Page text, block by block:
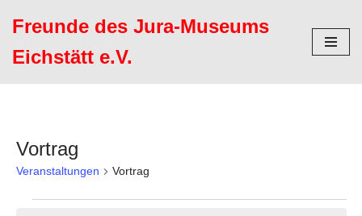
Inhalt
Freunde des Jura-Museums
Eichstätt e.V.
Vortrag
Veranstaltungen Vortrag